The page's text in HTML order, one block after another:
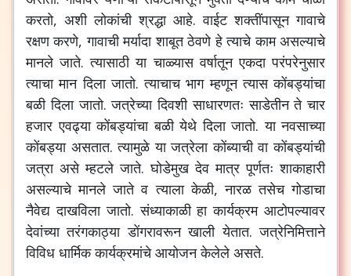
करतो, अशी लोकांची श्रद्धा आहे.वाईट शक्तींपासून गावाचे
रक्षण करणे,गावाची मर्यादा शाबूत ठेवणे हे त्याचे काम असल्याचे
मानले जाते.त्यासाठी या चाळ्यास वर्षातून एकदा परंपरेनुसार
त्याचा मान दिला जातो.त्याचाच भाग म्हणून त्यास कोंबड्यांचा
बळी दिला जातो.जत्रेच्या दिवशी साधारणतः साडेतीन ते चार
हजार एवढ्या कोंबड्यांचा बळी येथे दिला जातो.या नवसाच्या
कोंबड्या असतात.त्यामुळे या जत्रेला कोंब्याची वा कोंबड्यांची
जत्रा असे म्हटले जाते.घोडेमुख देव मात्र पूर्णतः शाकाहारी
असल्याचे मानले जाते व त्याला केळी,नारळ तसेच गोडाचा
नैवेद्य दाखविला जातो.संध्याकाळी हा कार्यक्रम आटोपल्यावर
देवांच्या तरंगकाठ्या डोंगरावरून खाली येतात.जत्रेनिमित्ताने
विविध धार्मिक कार्यक्रमांचे आयोजन केलेले असते.